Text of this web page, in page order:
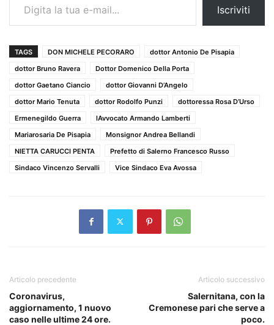
Iscriviti
TAGS DON MICHELE PECORARO
dottor Antonio De Pisapia
dottor Bruno Ravera
Dottor Domenico Della Porta
dottor Gaetano Ciancio
dottor Giovanni D’Angelo
dottor Mario Tenuta
dottor Rodolfo Punzi
dottoressa Rosa D’Urso
Ermenegildo Guerra
lAvvocato Armando Lamberti
Mariarosaria De Pisapia
Monsignor Andrea Bellandi
NIETTA CARUCCI PENTA
Prefetto di Salerno Francesco Russo
Sindaco Vincenzo Servalli
Vice Sindaco Eva Avossa
Articolo precedente
Coronavirus,
aggiornamento, 1 nuovo
caso nelle ultime 24 ore.
Articolo successivo
Salernitana, con la
Cremonese pari che serve a
poco.